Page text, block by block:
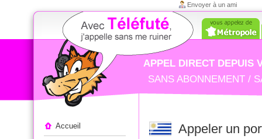
Envoyer à un ami
APPEL DIRECT DEPUIS
SANS ABONNEMENT /
Accueil Appeler un